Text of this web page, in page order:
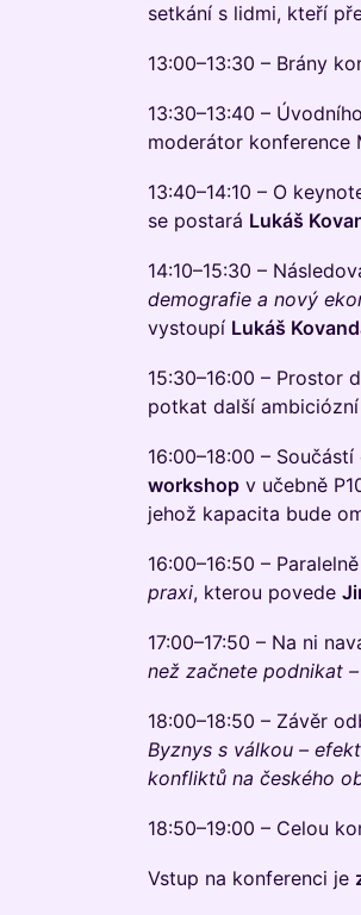
setkání s lidmi, kteří
13:00–13:30 – Brány
13:30–13:40 –
moderátor konference
13:40–14:10 – O
se postará Lukáš
14:10–15:30 –
demografie a nový
vystoupí Lukáš
15:30–16:00 – Prostor
potkat další
16:00–18:00 –
workshop v učebně
jehož kapacita bude
16:00–16:50 –
praxi, kterou povede
17:00–17:50 – Na ni
než začnete podnikat
18:00–18:50 – Závěr
Byznys s válkou –
konfliktů na českého
18:50–19:00 – Celou
Vstup na konferenci je